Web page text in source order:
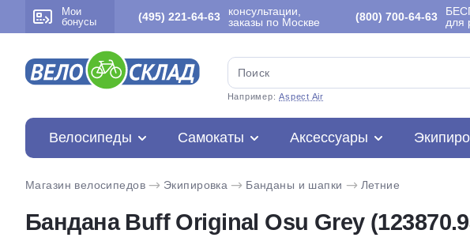
Мои
бонусы
(495) 221-64-63
консультации,
заказы по Москве
(800) 700-64-63
для
Например:Aspect Air
Велосипеды Самокаты Аксессуары
Магазин велосипедов Экипировка Банданы и шапки Летние
Бандана Buff Original Osu Grey